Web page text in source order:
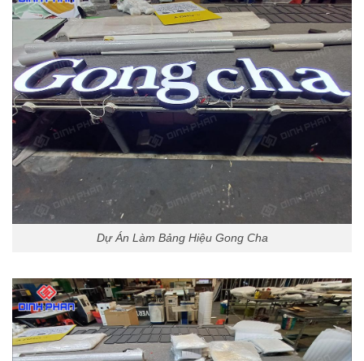
Dự Án Làm Bảng Hiệu Gong Cha